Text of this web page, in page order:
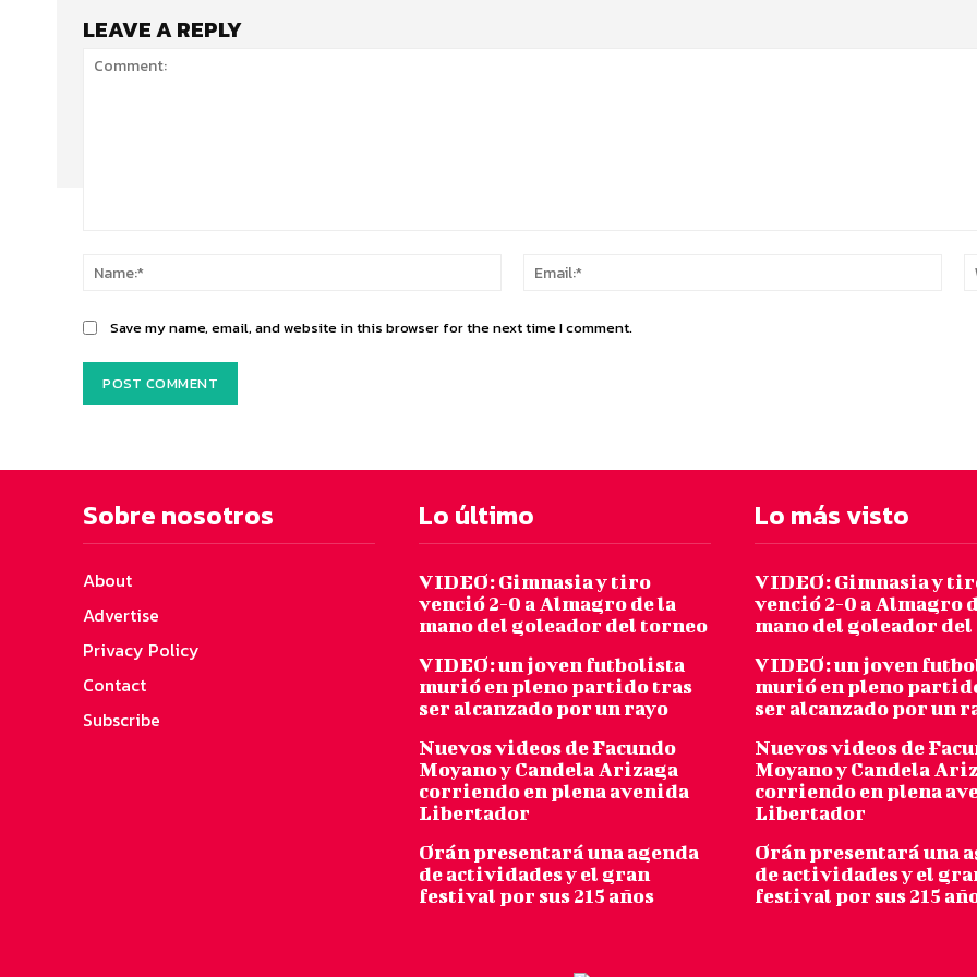
LEAVE A REPLY
Name:*
Save my name, email, and website in this browser for the next time I comment.
Sobre nosotros
About
Advertise
Privacy Policy
Contact
Subscribe
Lo último
VIDEO: Gimnasia y tiro
venció 2-0 a Almagro de la
mano del goleador del torneo
VIDEO: un joven futbolista
murió en pleno partido tras
ser alcanzado por un rayo
Nuevos videos de Facundo
Moyano y Candela Arizaga
corriendo en plena avenida
Libertador
Orán presentará una agenda
de actividades y el gran
festival por sus 215 años
Lo más visto
VIDEO: Gimnasia y
venció 2-0 a Almagro
mano del goleador
VIDEO: un joven
murió en pleno
ser alcanzado por un
Nuevos videos de
Moyano y Candela
corriendo en plena
Libertador
Orán presentará una
de actividades y el
festival por sus 215